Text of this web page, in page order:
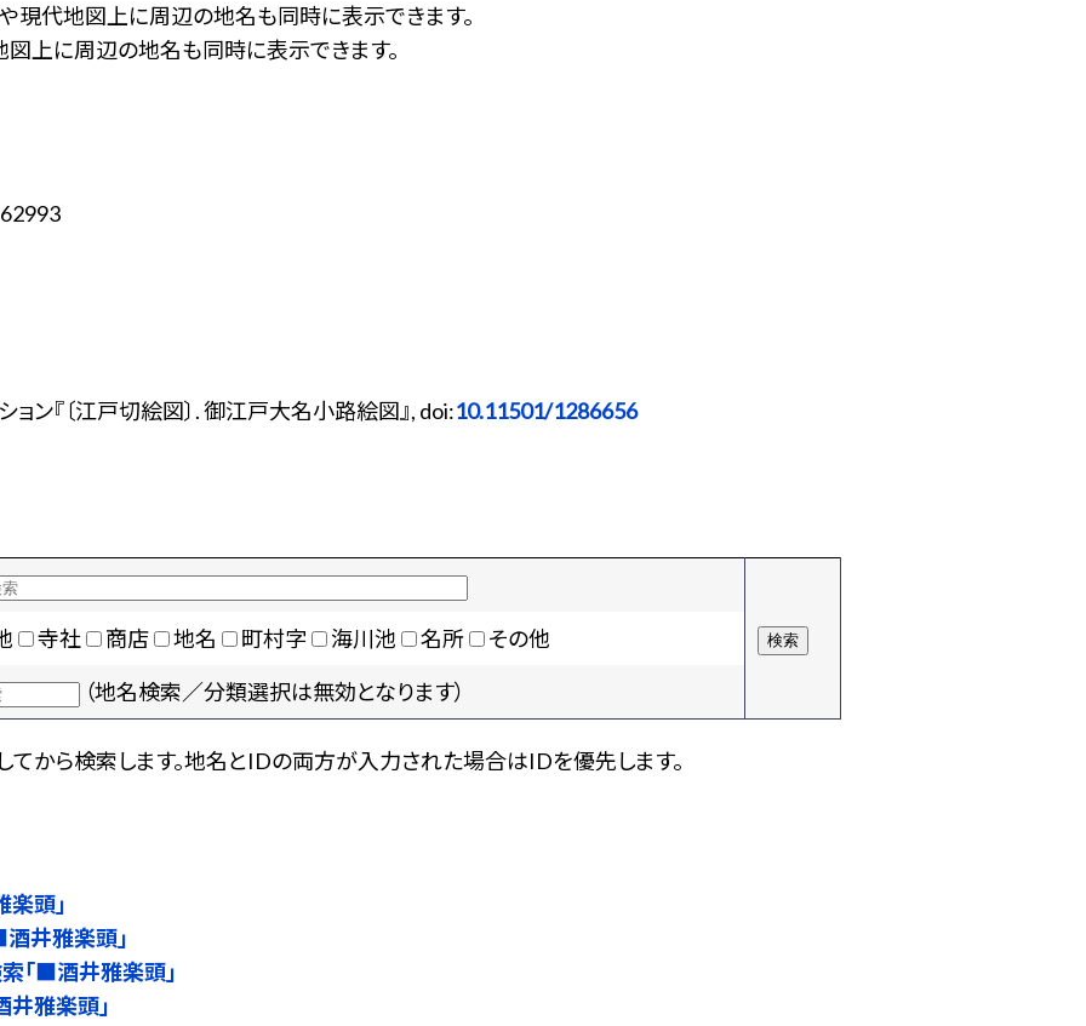
や現代地図上に周辺の地名も同時に表示できます。
図上に周辺の地名も同時に表示できます。
ン『〔江戸切絵図〕. 御江戸大名小路絵図』, doi:10.11501/1286656
寺社 商店 地名 町村字 海川池 名所
その他
（地名検索／分類選択は無効となります）
から検索します。地名とIDの両方が入力された場合はIDを優先します。
頭」
井雅楽頭」
「■酒井雅楽頭」
雅楽頭」